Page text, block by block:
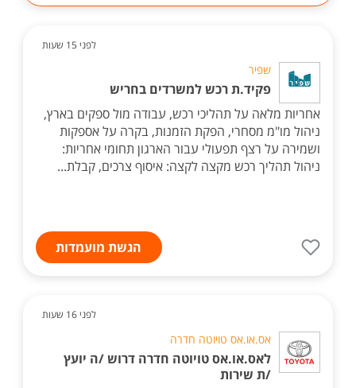
לפני 15 שעות
שפיר
פקיד.ת רכש למשרדים בחריש
אחריות מלאה על תהליכי רכש, עבודה מול ספקים בארץ,
ניהול מו"מ מסחרי, הפקת הזמנות, בקרה על אספקות
ושמירה על רצף תפעולי עבור הארגון תחומי אחריות:
ניהול תהליך רכש מקצה לקצה: איסוף צרכים, קבלת...
הגשת מועמדות
לפני 16 שעות
אס.או.אס טויוטה חדרה
לאס.או.אס טויוטה חדרה דרוש /ה יועץ
/ת שירות